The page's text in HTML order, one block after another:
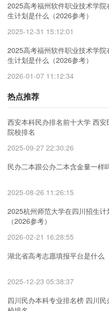
2025高考福州软件职业技术学院
生计划是什么（2026参考）
2025-12-31 15:12:01
2025高考福州软件职业技术学院
生计划是什么（2026参考）
2026-01-07 11:12:34
热点推荐
西安本科民办排名前十大学 西安
院校排名
2025-09-27 22:30:26
民办二本跟公办二本含金量一样
2025-08-26 11:26:15
2025杭州师范大学在四川招生计
（2026参考）
2026-02-21 16:28:55
湖北省高考志愿填报平台是什么
2025-12-23 05:38:37
四川民办本科专业排名榜 四川民